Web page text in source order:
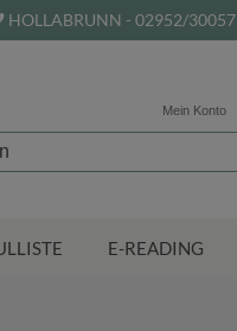
HOLLABRUNN - 02952/30057
Mein Konto
E-READING